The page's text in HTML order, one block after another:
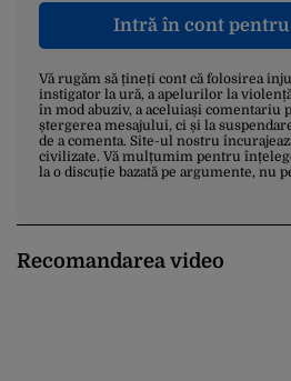
Intră în cont pentru
Vă rugăm să țineți cont că folosirea
instigator la ură, a apelurilor la
în mod abuziv, a aceluiași comentariu
ștergerea mesajului, ci și la
de a comenta. Site-ul nostru
civilizate. Vă mulțumim pentru
la o discuție bazată pe argumente, nu
Recomandarea video